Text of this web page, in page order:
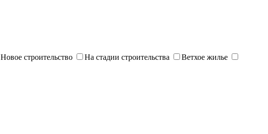
Новое строительство На стадии строительства
Ветхое жилье